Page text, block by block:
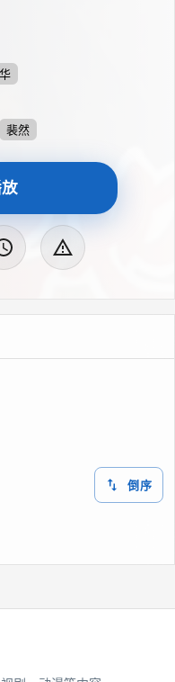
景。作为新中国早期重要
裴然
倒序